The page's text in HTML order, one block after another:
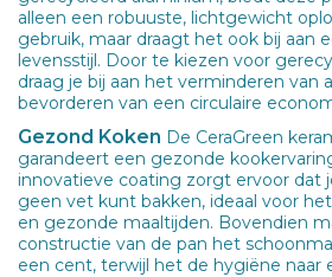
alleen een robuuste, lichtgewicht
gebruik, maar draagt het ook bij aan
levensstijl. Door te kiezen voor
draag je bij aan het verminderen van
bevorderen van een circulaire
Gezond Koken De CeraGreen
garandeert een gezonde
innovatieve coating zorgt ervoor dat
geen vet kunt bakken, ideaal voor
en gezonde maaltijden. Bovendien
constructie van de pan het
een cent, terwijl het de hygiëne naar